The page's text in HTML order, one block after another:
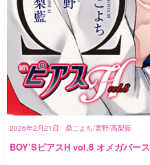
2026年2月21日 鼎こよち/雲野/高梨藍
BOY’SピアスH vol.8 オメガバース